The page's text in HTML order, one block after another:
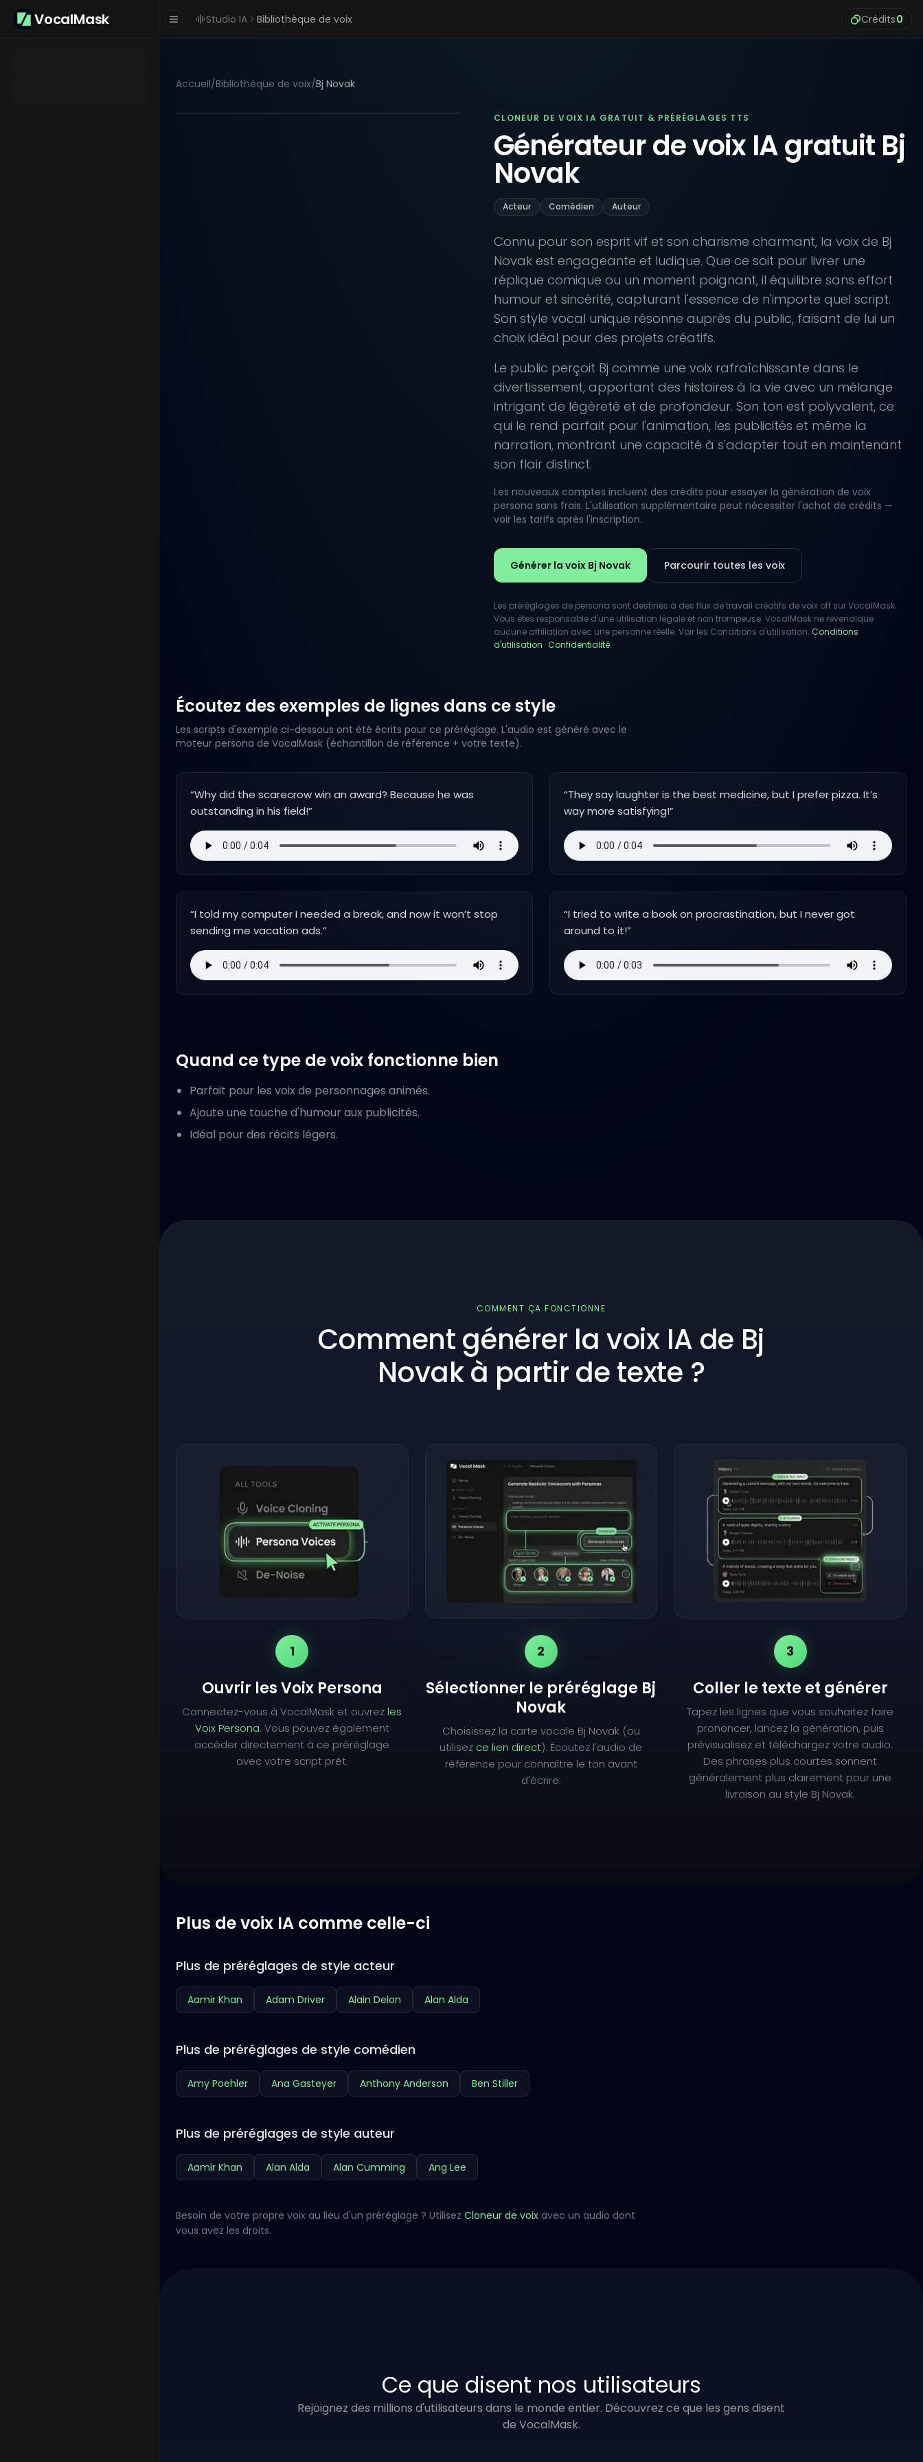
VocalMask Studio IA Bibliothèque de voix Crédits0
Accueil/Bibliothèque de voix/Bj Novak
CLONEUR DE VOIX IA GRATUIT & PRÉRÉGLAGES TTS
Générateur de voix IA gratuit Bj
Novak
Acteur Comédien Auteur
Connu pour son esprit vif et son charisme charmant, la voix de Bj
Novak est engageante et ludique. Que ce soit pour livrer une
réplique comique ou un moment poignant, il équilibre sans effort
humour et sincérité, capturant l'essence de n'importe quel script.
Son style vocal unique résonne auprès du public, faisant de lui un
choix idéal pour des projets créatifs.
Le public perçoit Bj comme une voix rafraîchissante dans le
divertissement, apportant des histoires à la vie avec un mélange
intrigant de légèreté et de profondeur. Son ton est polyvalent, ce
qui le rend parfait pour l'animation, les publicités et même la
narration, montrant une capacité à s'adapter tout en maintenant
son flair distinct.
Les nouveaux comptes incluent des crédits pour essayer la génération de voix
persona sans frais. L'utilisation supplémentaire peut nécessiter l'achat de crédits —
voir les tarifs après l'inscription.
Générer la voix Bj Novak Parcourir toutes les voix
Les préréglages de persona sont destinés à des flux de travail créatifs de voix off sur VocalMask.
Vous êtes responsable d'une utilisation légale et non trompeuse. VocalMask ne revendique
aucune affiliation avec une personne réelle. Voir les Conditions d'utilisation. Conditions
d'utilisation ·Confidentialité.
Écoutez des exemples de lignes dans ce style
Les scripts d'exemple ci-dessous ont été écrits pour ce préréglage. L'audio est généré avec le
moteur persona de VocalMask (échantillon de référence + votre texte).
“Why did the scarecrow win an award? Because he was
outstanding in his field!”
“They say laughter is the best medicine, but I prefer pizza. It’s
way more satisfying!”
“I told my computer I needed a break, and now it won’t stop
sending me vacation ads.”
“I tried to write a book on procrastination, but I never got
around to it!”
Quand ce type de voix fonctionne bien
Parfait pour les voix de personnages animés.
Ajoute une touche d'humour aux publicités.
Idéal pour des récits légers.
COMMENT ÇA FONCTIONNE
Comment générer la voix IA de Bj
Novak à partir de texte ?
1
Ouvrir les Voix Persona
Connectez-vous à VocalMask et ouvrezles
Voix Persona. Vous pouvez également
accéder directement à ce préréglage
avec votre script prêt.
2
Sélectionner le préréglage Bj
Novak
Choisissez la carte vocale Bj Novak (ou
utilisez ce lien direct). Écoutez l'audio de
référence pour connaître le ton avant
d'écrire.
3
Coller le texte et générer
Tapez les lignes que vous souhaitez faire
prononcer, lancez la génération, puis
prévisualisez et téléchargez votre audio.
Des phrases plus courtes sonnent
généralement plus clairement pour une
livraison au style Bj Novak.
Plus de voix IA comme celle-ci
Plus de préréglages de style acteur
Aamir Khan Adam Driver Alain Delon Alan Alda
Plus de préréglages de style comédien
Amy Poehler Ana Gasteyer Anthony Anderson Ben Stiller
Plus de préréglages de style auteur
Aamir Khan Alan Alda Alan Cumming Ang Lee
Besoin de votre propre voix au lieu d'un préréglage ? Utilisez Cloneur de voix avec un audio dont
vous avez les droits.
Ce que disent nos utilisateurs
Rejoignez des millions d'utilisateurs dans le monde entier. Découvrez ce que les gens disent
de VocalMask.